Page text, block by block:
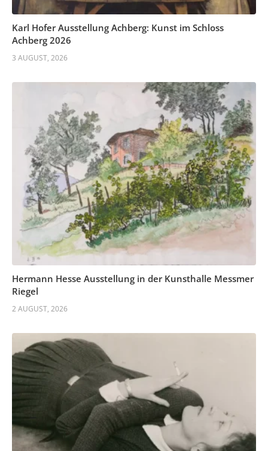
Karl Hofer Ausstellung Achberg: Kunst im Schloss
Achberg 2026
3 AUGUST, 2026
Hermann Hesse Ausstellung in der Kunsthalle Messmer
Riegel
2 AUGUST, 2026